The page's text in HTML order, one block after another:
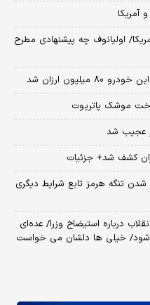
آمریکا
اولیانوف چه پیشنهادی مطرح
ارزان شد
موشک پاتریوت
عجیب شد
تنگه هرمز تابع شرایط دیگری
درباره استیضاح وزرا/ عده‌ای
شود/ خیلی ها دلشان می خواست